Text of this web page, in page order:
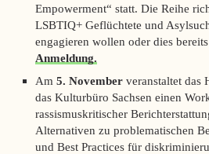
Empowerment“ statt. Die Reihe
LSBTIQ+ Geflüchtete und
engagieren wollen oder dies
Anmeldung.
Am 5. November veranstaltet das
das Kulturbüro Sachsen einen
rassismuskritischer
Alternativen zu problematischen
und Best Practices für